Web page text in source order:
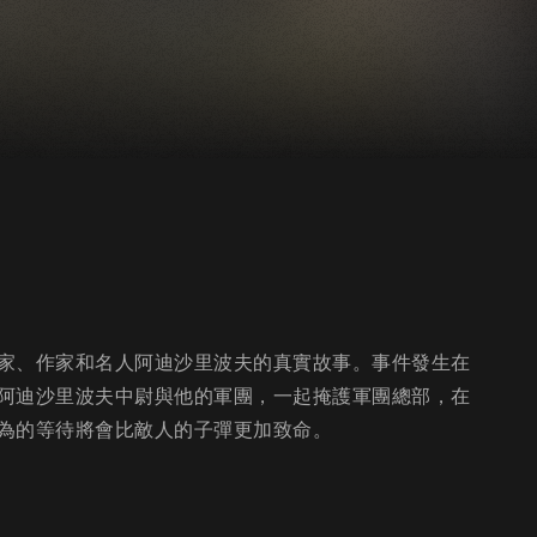
、作家和名人阿迪沙里波夫的真實故事。事件發生在
迪沙里波夫中尉與他的軍團，一起掩護軍團總部，在
等待將會比敵人的子彈更加致命。